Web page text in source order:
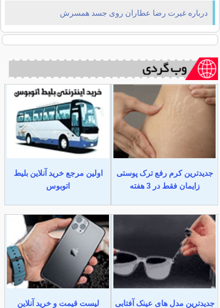
درباره غیرت رضا عطاران روی جسد همسرش
جدیدترین کرم رفع ترک پوستی
زایمان فقط در 3 هفته
اولین مرجع خرید آنلاین بلیط
اتوبوس
جدیدترین مدل های عینک آفتابی
لیست قیمت و خرید آنلاین